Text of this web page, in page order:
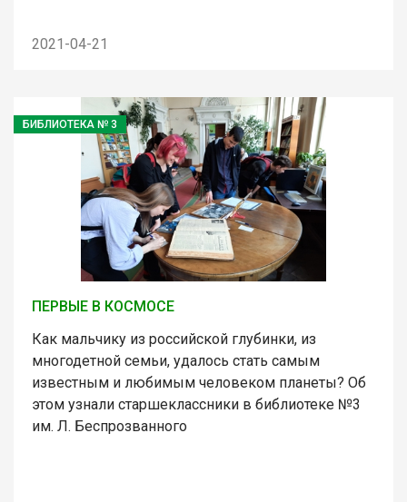
2021-04-21
БИБЛИОТЕКА № 3
ПЕРВЫЕ В КОСМОСЕ
Как мальчику из российской глубинки, из
многодетной семьи, удалось стать самым
известным и любимым человеком планеты? Об
этом узнали старшеклассники в библиотеке №3
им. Л. Беспрозванного